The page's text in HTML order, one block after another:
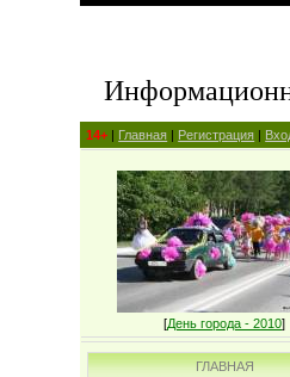
14+ | Главная | Регистрация |
[День города - 2010]
ГЛАВНАЯ